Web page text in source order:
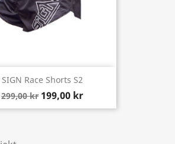
SIGN Race Shorts S2
299,00 kr 199,00 kr